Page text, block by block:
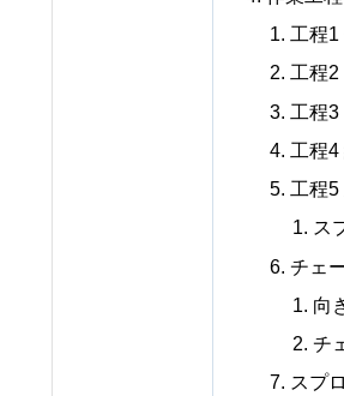
工程1
工程
工程3
工程4
工程
ス
チェ
向
チ
スプ